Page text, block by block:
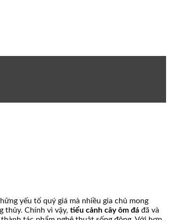
yếu tố quý giá mà nhiều gia chủ mong
thủy. Chính vì vậy, tiểu cảnh cây ôm đá đã và